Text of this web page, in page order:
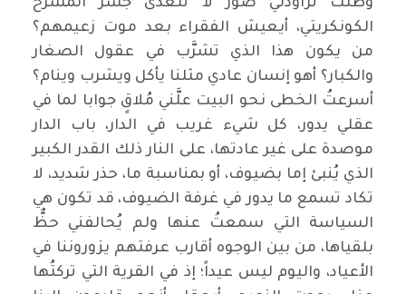
وظلت تراودني صور لا تتعدى جسر المشرح
الكونكريتي، أيعيش الفقراء بعد موت زعيمهم؟
من يكون هذا الذي تشرَّب في عقول الصغار
والكبار؟ أهو إنسان عادي مثلنا يأكل ويشرب وينام؟
أسرعتُ الخطى نحو البيت علَّني مُلاقٍ جوابا لما في
عقلي يدور، كل شيء غريب في الدار، باب الدار
موصدة على غير عادتها، على النار ذلك القدر الكبير
الذي يُنبئ إما بضيوف، أو بمناسبة ما، حذر شديد، لا
تكاد تسمع ما يدور في غرفة الضيوف، قد تكون هي
السياسة التي سمعتُ عنها ولم يُحالفني حظٌّ
بلقياها، من بين الوجوه أقارب عرفتهم يزوروننا في
الأعياد، واليوم ليس عيداً؛ إذ في القرية التي تركتُها